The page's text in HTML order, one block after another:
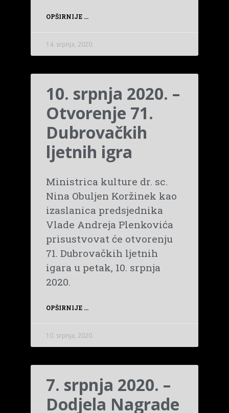
OPŠIRNIJE ...
14. srpnja, 2020.
10. srpnja 2020. –
Otvorenje 71.
Dubrovačkih
ljetnih igra
Ministrica kulture dr. sc.
Nina Obuljen Koržinek kao
izaslanica predsjednika
Vlade Andreja Plenkovića
prisustvovat će otvorenju
71. Dubrovačkih ljetnih
igara u petak, 10. srpnja
2020.
OPŠIRNIJE ...
10. srpnja, 2020.
7. srpnja 2020. –
Dodjela Nagrade